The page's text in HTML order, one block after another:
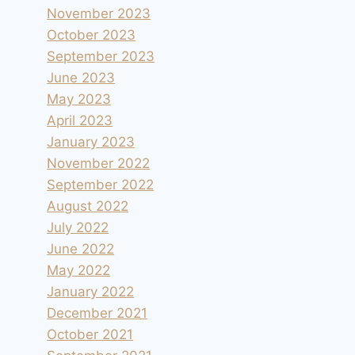
November 2023
October 2023
September 2023
June 2023
May 2023
April 2023
January 2023
November 2022
September 2022
August 2022
July 2022
June 2022
May 2022
January 2022
December 2021
October 2021